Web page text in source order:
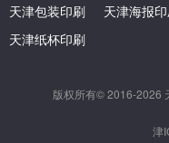
天津包装印刷
天津海报
天津纸杯印刷
版权所有© 2016-2026
津